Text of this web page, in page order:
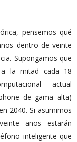
pensemos qué
dentro de veinte
Supongamos que
a la mitad cada 18
actual
de gama alta)
2040. Si asumimos
años estarán
inteligente que